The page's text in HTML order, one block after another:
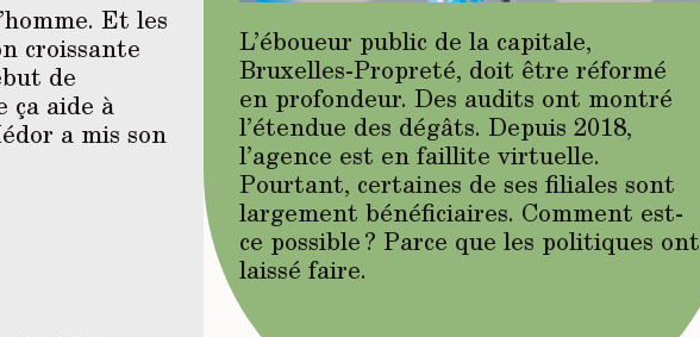
Et les
croissante
de
ça aide à
a mis son
L’éboueur public de la capitale,
Bruxelles-Propreté, doit être réformé
en profondeur. Des audits ont montré
l’étendue des dégâts. Depuis 2018,
l’agence est en faillite virtuelle.
Pourtant, certaines de ses filiales sont
largement bénéficiaires. Comment est-
ce possible ? Parce que les politiques ont
laissé faire.